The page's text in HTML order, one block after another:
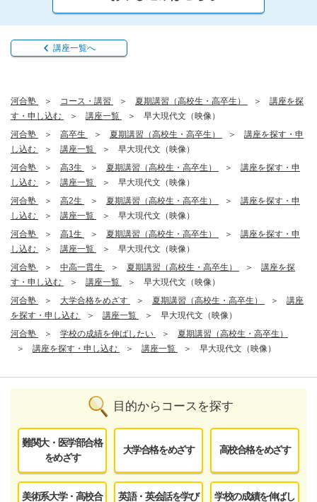
講座一覧へ
河合塾 コース・講習 夏期講習（高校生・高卒生）
講座を探
す・申し込む
講座一覧
早大現代文（映像）
河合塾
高卒生 夏期講習（高校生・高卒生）
講座を探す・申
し込む
講座一覧
早大現代文（映像）
河合塾
高3生 夏期講習（高校生・高卒生）
講座を探す・申
し込む
講座一覧
早大現代文（映像）
河合塾
高2生 夏期講習（高校生・高卒生）
講座を探す・申
し込む
講座一覧
早大現代文（映像）
河合塾
高1生 夏期講習（高校生・高卒生）
講座を探す・申
し込む
講座一覧
早大現代文（映像）
河合塾
中高一貫生 夏期講習（高校生・高卒生）
講座を探
す・申し込む
講座一覧
早大現代文（映像）
河合塾
大学合格をめざす 夏期講習（高校生・高卒生）
講座
を探す・申し込む
講座一覧
早大現代文（映像）
河合塾
学校の成績を伸ばしたい
夏期講習（高校生・高卒生）
講座を探す・申し込む
講座一覧 早大現代文（映像）
目的からコースを探す
難関大・医学部合格
をめざす
大学合格をめざす 高校合格をめざす
美術系大学・高校合
英語・英会話を学び
学校の成績を伸ばし